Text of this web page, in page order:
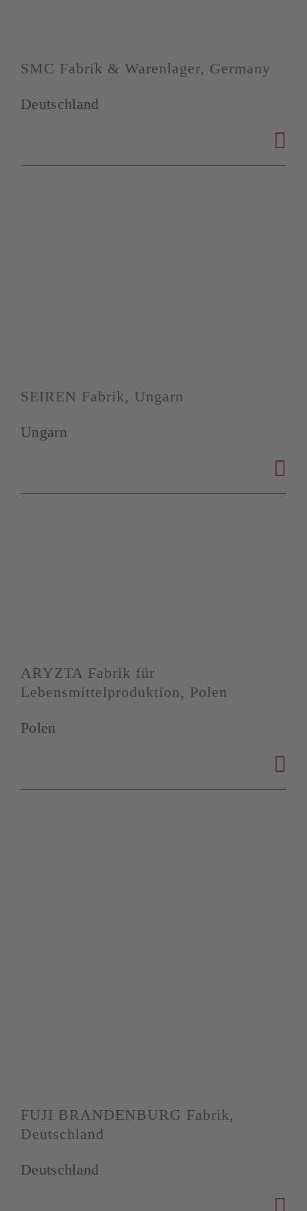
SMC Fabrik & Warenlager, Germany
Deutschland
SEIREN Fabrik, Ungarn
Ungarn
ARYZTA Fabrik für
Lebensmittelproduktion, Polen
Polen
FUJI BRANDENBURG Fabrik,
Deutschland
Deutschland